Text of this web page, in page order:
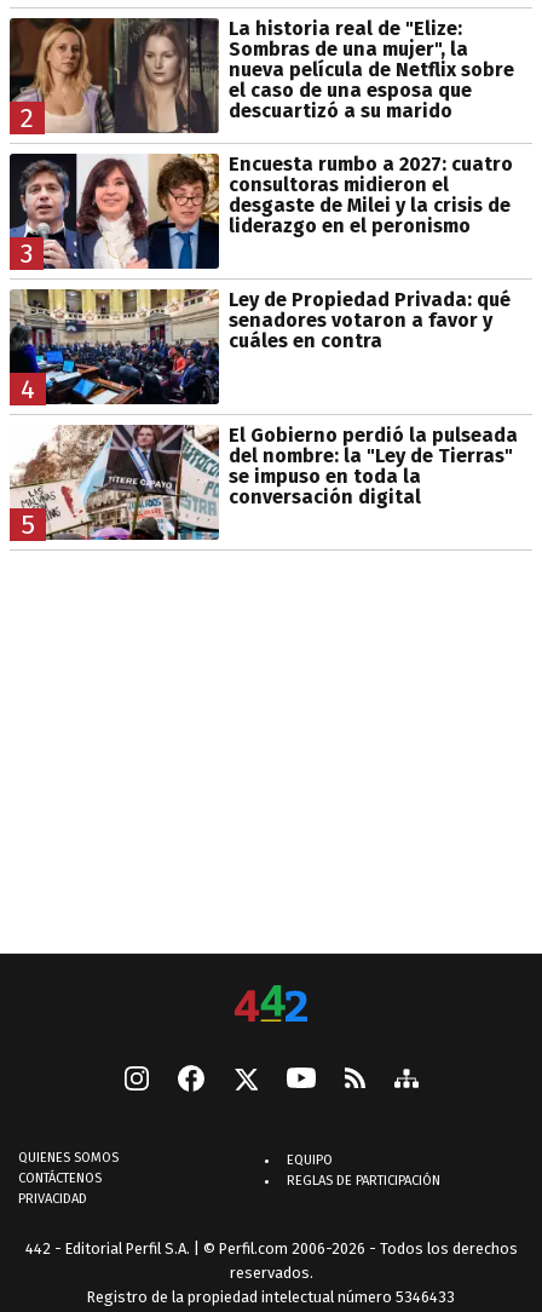
2
La historia real de "Elize:
Sombras de una mujer", la
nueva película de Netflix sobre
el caso de una esposa que
descuartizó a su marido
3
Encuesta rumbo a 2027: cuatro
consultoras midieron el
desgaste de Milei y la crisis de
liderazgo en el peronismo
4
Ley de Propiedad Privada: qué
senadores votaron a favor y
cuáles en contra
5
El Gobierno perdió la pulseada
del nombre: la "Ley de Tierras"
se impuso en toda la
conversación digital
QUIENES SOMOS
CONTÁCTENOS
PRIVACIDAD
EQUIPO
REGLAS DE PARTICIPACIÓN
442 - Editorial Perfil S.A. | © Perfil.com 2006-2026 - Todos los derechos
reservados.
Registro de la propiedad intelectual número 5346433